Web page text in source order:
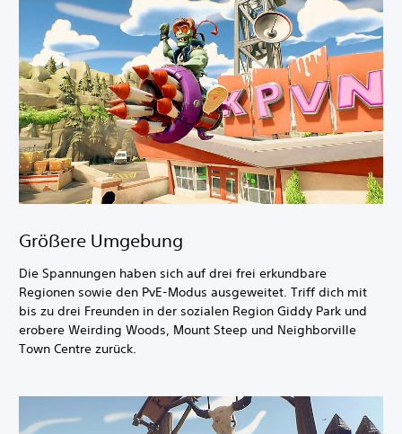
Größere Umgebung
Die Spannungen haben sich auf drei frei erkundbare
Regionen sowie den PvE-Modus ausgeweitet. Triff dich mit
bis zu drei Freunden in der sozialen Region Giddy Park und
erobere Weirding Woods, Mount Steep und Neighborville
Town Centre zurück.